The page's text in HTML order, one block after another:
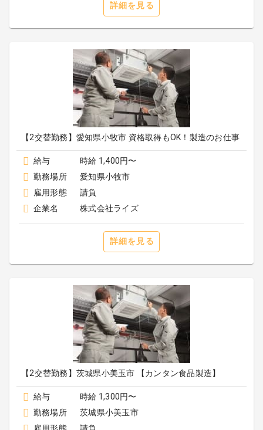
詳細を見る
【2交替勤務】愛知県小牧市 資格取得もOK！製造のお仕事
給与
時給 1,400円〜
勤務場所
愛知県小牧市
雇用形態
請負
企業名
株式会社ライズ
詳細を見る
【2交替勤務】茨城県小美玉市 【カンタン食品製造】
給与
時給 1,300円〜
勤務場所
茨城県小美玉市